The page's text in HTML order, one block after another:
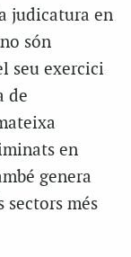
judicatura en
són
seu exercici
de
en
genera
més